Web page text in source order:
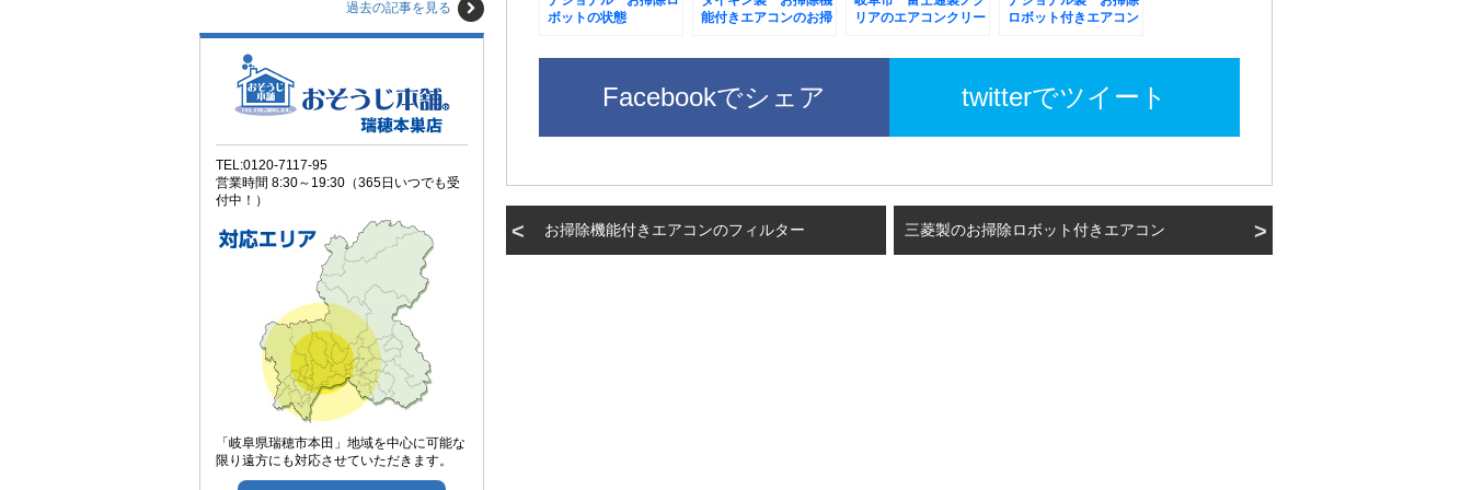
ボットの状態
能付きエアコンのお掃
リアのエアコンクリー
ロボット付きエアコン
Facebookでシェア twitterでツイート
お掃除機能付きエアコンのフィルター 三菱製のお掃除ロボット付きエアコン
過去の記事を見る
TEL:0120-7117-95
営業時間 8:30～19:30（365日いつでも受
付中！）
「岐阜県瑞穂市本田」地域を中心に可能な
限り遠方にも対応させていただきます。